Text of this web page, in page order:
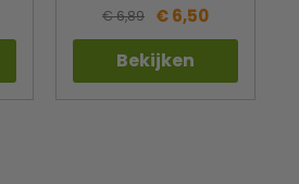
perfect alternatief. Wilt u de beste
naast duurzaamheid ook nog
kunt u beter kiezen voor 100%FAIR
€ 6,89 € 6,50
Bekijken